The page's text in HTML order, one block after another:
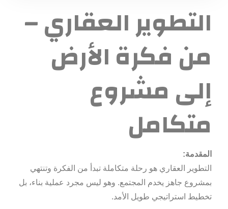
التطوير العقاري –
من فكرة الأرض
إلى مشروع
متكامل
المقدمة:
التطوير العقاري هو رحلة متكاملة تبدأ من الفكرة وتنتهي
بمشروع جاهز يخدم المجتمع. وهو ليس مجرد عملية بناء، بل
تخطيط استراتيجي طويل الأمد.